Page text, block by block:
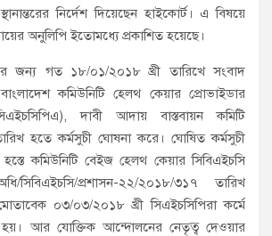
নির্দেশ দিয়েছেন হাইকোর্ট। এ বিষয়ে
অনুলিপি ইতোমধ্যে প্রকাশিত হয়েছে।
জন্য গত ১৮/০১/২০১৮ খ্রী তারিখে সংবাদ
কমিউনিটি হেলথ কেয়ার প্রোভাইডার
দাবী আদায় বাস্তবায়ন কমিটি
হতে কর্মসুচী ঘোষনা করে। ঘোষিত কর্মসুচী
হস্তে কমিউনিটি বেইজ হেলথ কেয়ার সিবিএইচসি
সিবিএইচসি/প্রশাসন-২২/২০১৮/৩১৭ তারিখ
০৩/০৩/২০১৮ খ্রী সিএইচসিপিরা কর্মে
আর যোক্তিক আন্দোলনের নেতৃত্ব দেওয়ার